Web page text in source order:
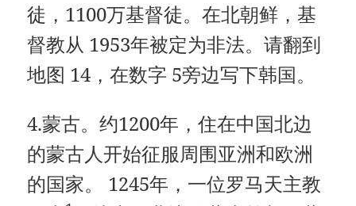
徒，1100万基督徒。在北朝鲜，基
督教从 1953年被定为非法。请翻到
地图 14，在数字 5旁边写下韩国。
4.蒙古。约1200年，住在中国北边
的蒙古人开始征服周围亚洲和欧洲
的国家。 1245年，一位罗马天主教